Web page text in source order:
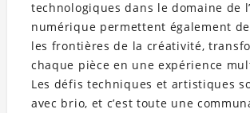
technologiques dans le domaine de
numérique permettent également
les frontières de la créativité,
chaque pièce en une expérience
Les défis techniques et artistiques
avec brio, et c’est toute une